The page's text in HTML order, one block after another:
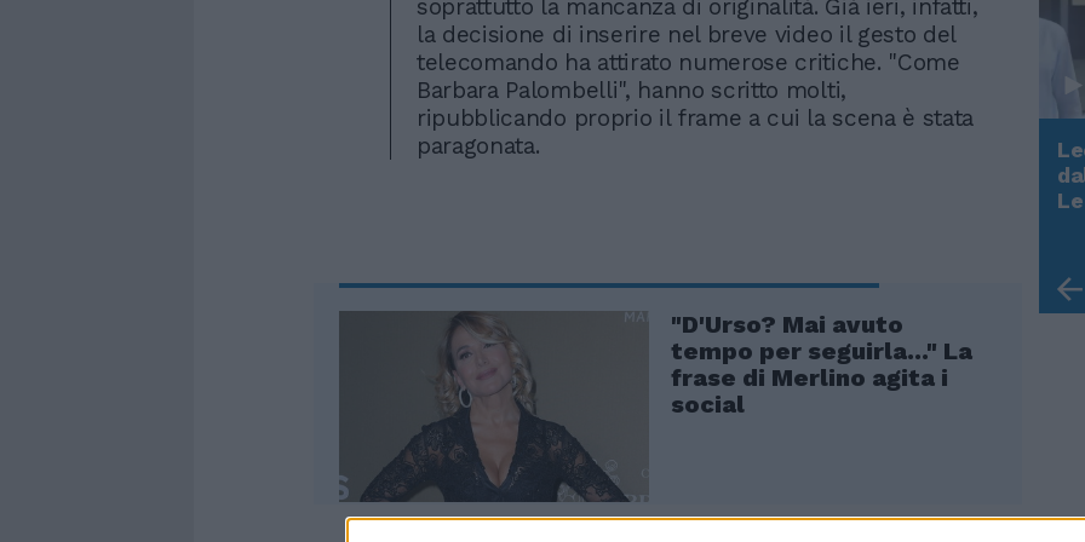
soprattutto la mancanza di originalità. Già ieri, infatti,
la decisione di inserire nel breve video il gesto del
telecomando ha attirato numerose critiche. "Come
Barbara Palombelli", hanno scritto molti,
ripubblicando proprio il frame a cui la scena è stata
paragonata.
"D'Urso? Mai avuto
tempo per seguirla..." La
frase di Merlino agita i
social